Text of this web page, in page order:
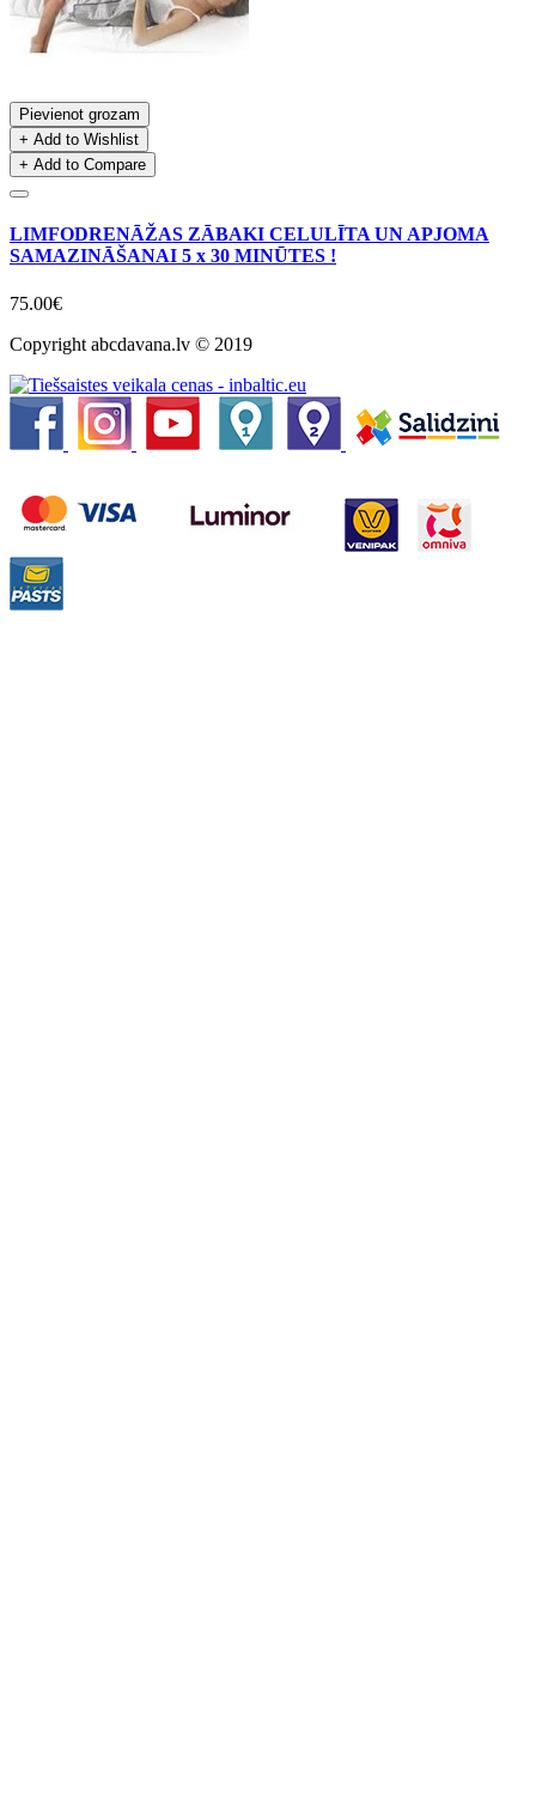
Pievienot grozam
+ Add to Wishlist
+ Add to Compare
LIMFODRENĀŽAS ZĀBAKI CELULĪTA UN APJOMA
SAMAZINĀŠANAI 5 x 30 MINŪTES !
75.00€
Copyright abcdavana.lv © 2019